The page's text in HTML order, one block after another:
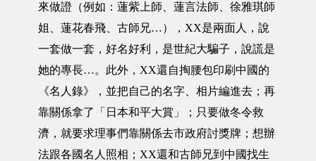
來做證（例如：蓮紫上師、蓮言法師、徐雅琪師
姐、蓮花春飛、古師兄…），XX是兩面人，說
一套做一套，好名好利，是世紀大騙子，說謊是
她的專長…。此外，XX還自掏腰包印刷中國的
《名人錄》，並把自己的名字、相片編進去；再
靠關係拿了「日本和平大賞」；只要做冬令救
濟，就要求理事們靠關係去市政府討獎牌；想辦
法跟各國名人照相；XX還和古師兄到中國找生